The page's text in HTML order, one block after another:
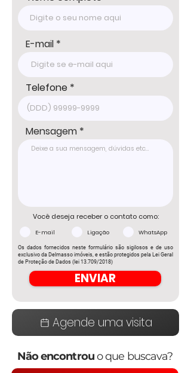
E-mail
Telefone
Mensagem
Você deseja receber o contato como:
E-mail Ligação WhatsApp
Os dados fornecidos neste formulário são sigilosos e de uso
exclusivo da Delmasso imóveis, e estão protegidos pela Lei Geral
de Proteção de Dados (lei 13.709/2018)
ENVIAR
Agende uma visita
Não encontrouo que buscava?